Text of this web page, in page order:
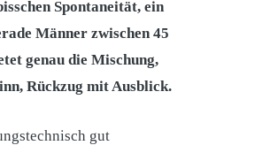
Spontaneität, ein
Männer zwischen 45
genau die Mischung,
Rückzug mit Ausblick.
gut